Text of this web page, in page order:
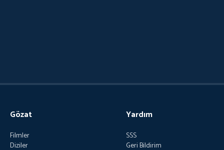
Gözat
Filmler
Diziler
Yardım
SSS
Geri Bildirim